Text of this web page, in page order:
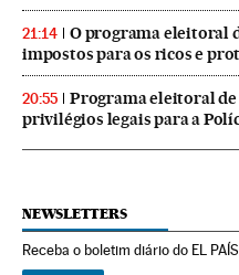
21:14
O programa eleitoral
impostos para os ricos e
20:55
Programa eleitoral
privilégios legais para a
NEWSLETTERS
Receba o boletim diário do EL